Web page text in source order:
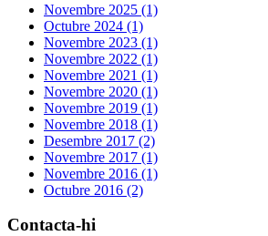
Novembre 2025 (1)
Octubre 2024 (1)
Novembre 2023 (1)
Novembre 2022 (1)
Novembre 2021 (1)
Novembre 2020 (1)
Novembre 2019 (1)
Novembre 2018 (1)
Desembre 2017 (2)
Novembre 2017 (1)
Novembre 2016 (1)
Octubre 2016 (2)
Contacta-hi